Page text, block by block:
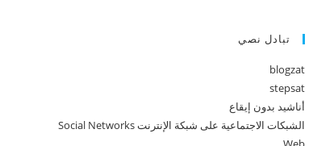
تبادل نصي
blogzat
stepsat
أناشيد بدون إيقاع
الشبكات الاجتماعية على شبكة الإنترنت Social Networks